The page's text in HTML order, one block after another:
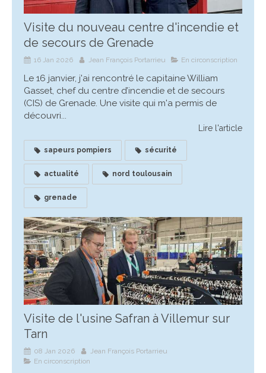
Visite du nouveau centre d'incendie et
de secours de Grenade
16 Jan 2026 Jean François Portarrieu En circonscription
Le 16 janvier, j'ai rencontré le capitaine William
Gasset, chef du centre d’incendie et de secours
(CIS) de Grenade. Une visite qui m'a permis de
découvri...
Lire l'article
sapeurs pompiers sécurité
actualité nord toulousain
grenade
Visite de l'usine Safran à Villemur sur
Tarn
08 Jan 2026
Jean François Portarrieu
En circonscription